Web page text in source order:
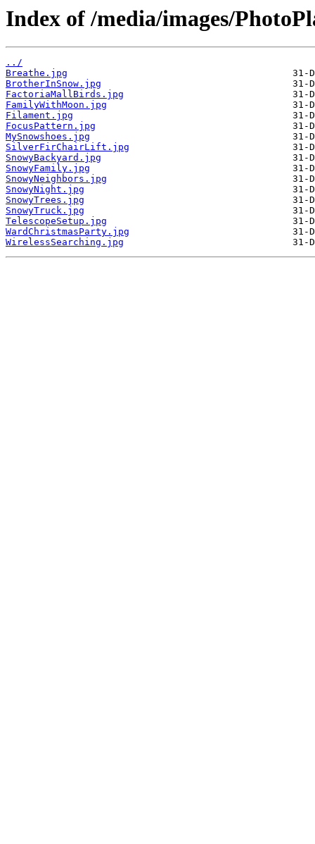
Index of /media/images/
../
Breathe.jpg
BrotherInSnow.jpg
FactoriaMallBirds.jpg
FamilyWithMoon.jpg
Filament.jpg
FocusPattern.jpg
MySnowshoes.jpg
SilverFirChairLift.jpg
SnowyBackyard.jpg
SnowyFamily.jpg
SnowyNeighbors.jpg
SnowyNight.jpg
SnowyTrees.jpg
SnowyTruck.jpg
TelescopeSetup.jpg
WardChristmasParty.jpg
WirelessSearching.jpg